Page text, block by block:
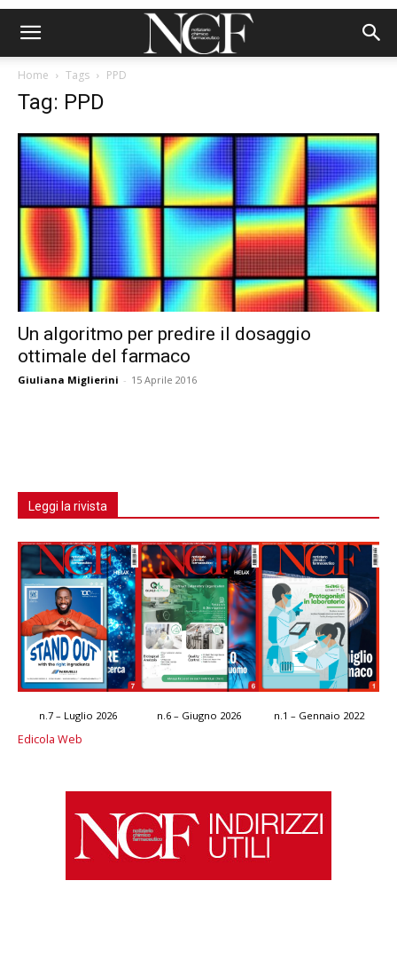
Home Tags PPD
Tag: PPD
Un algoritmo per predire il dosaggio
ottimale del farmaco
Giuliana Miglierini - 15 Aprile 2016
Leggi la rivista
n.7 – Luglio 2026 n.6 – Giugno 2026 n.1 – Gennaio 2022
Edicola Web